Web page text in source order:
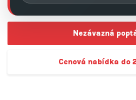
Nezávazná
Cenová nabídka do